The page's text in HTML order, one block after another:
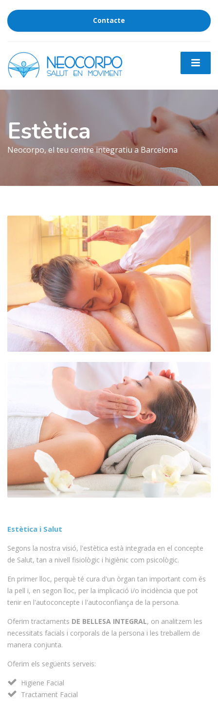
Contacte
Estètica
Neocorpo, el teu centre integratiu a Barcelona
Estètica i Salut
Segons la nostra visió, l'estètica està integrada en el concepte
de Salut, tan a nivell fisiològic i higiènic com psicològic.
En primer lloc, perquè té cura d'un òrgan tan important com és
la pell i, en segon lloc, per la implicació i/o incidència que pot
tenir en l'autoconcepte i l'autoconfiança de la persona.
Oferim tractaments DE BELLESA INTEGRAL, on analitzem les
necessitats facials i corporals de la persona i les treballem de
manera conjunta.
Oferim els següents serveis:
Higiene Facial
Tractament Facial